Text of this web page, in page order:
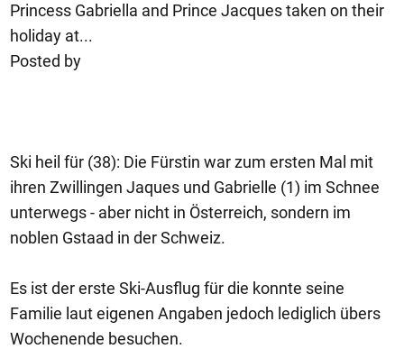
Princess Gabriella and Prince Jacques taken on their
holiday at...
Posted by
Ski heil für (38): Die Fürstin war zum ersten Mal mit
ihren Zwillingen Jaques und Gabrielle (1) im Schnee
unterwegs - aber nicht in Österreich, sondern im
noblen Gstaad in der Schweiz.
Es ist der erste Ski-Ausflug für die konnte seine
Familie laut eigenen Angaben jedoch lediglich übers
Wochenende besuchen.